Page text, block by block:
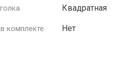
Квадратная
комплекте Нет